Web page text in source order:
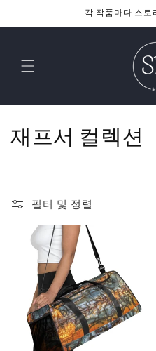
뛰기
각 작품마다 스토
컬
재프서 컬렉션
필터 및 정렬